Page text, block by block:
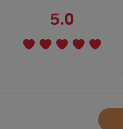
5.0